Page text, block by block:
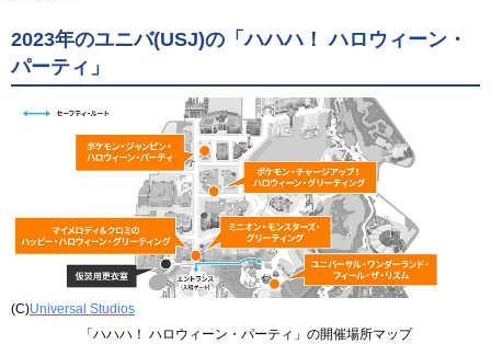
2023年のユニバ(USJ)の「ハハハ！ ハロウィーン・
パーティ」
(C)Universal Studios
「ハハハ！ ハロウィーン・パーティ」の開催場所マップ